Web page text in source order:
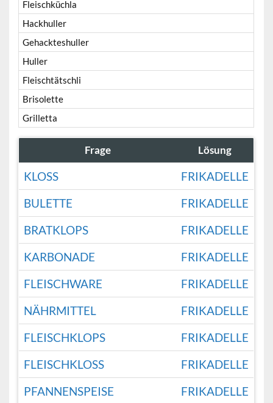
Fleischküchla
Hackhuller
Gehackteshuller
Huller
Fleischtätschli
Brisolette
Grilletta
Frage Lösung
KLOSS
FRIKADELLE
BULETTE
FRIKADELLE
BRATKLOPS
FRIKADELLE
KARBONADE
FRIKADELLE
FLEISCHWARE
FRIKADELLE
NÄHRMITTEL
FRIKADELLE
FLEISCHKLOPS
FRIKADELLE
FLEISCHKLOSS
FRIKADELLE
PFANNENSPEISE
FRIKADELLE